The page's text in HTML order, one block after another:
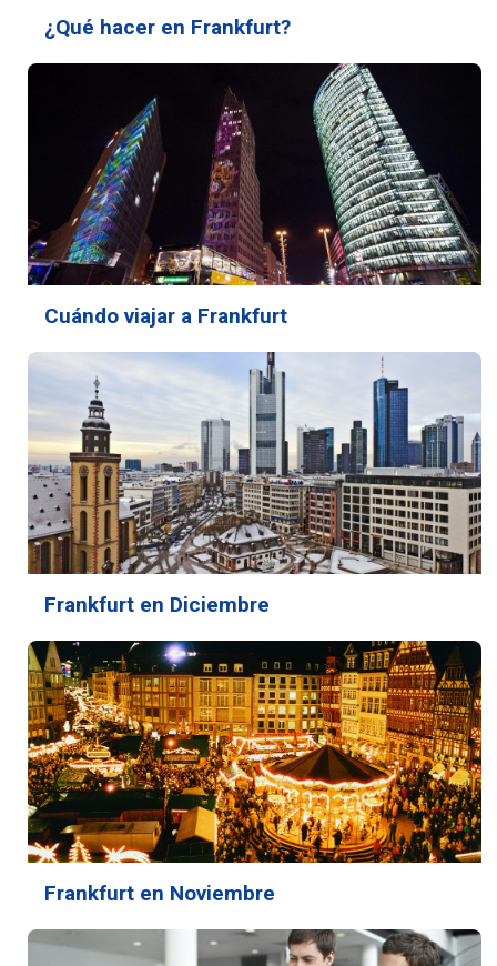
¿Qué hacer en Frankfurt?
Cuándo viajar a Frankfurt
Frankfurt en Diciembre
Frankfurt en Noviembre